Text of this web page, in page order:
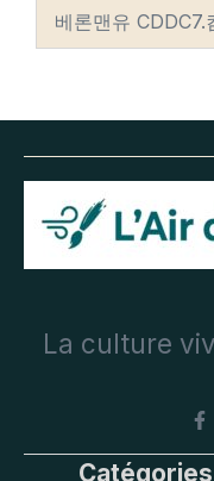
La culture
Catégories